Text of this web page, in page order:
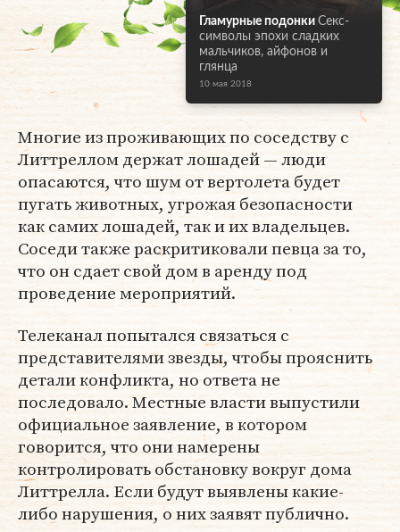
Гламурные подонки Секс-
символы эпохи сладких
мальчиков, айфонов и
глянца
10 мая 2018
Многие из проживающих по соседству с
Литтреллом держат лошадей — люди
опасаются, что шум от вертолета будет
пугать животных, угрожая безопасности
как самих лошадей, так и их владельцев.
Соседи также раскритиковали певца за то,
что он сдает свой дом в аренду под
проведение мероприятий.
Телеканал попытался связаться с
представителями звезды, чтобы прояснить
детали конфликта, но ответа не
последовало. Местные власти выпустили
официальное заявление, в котором
говорится, что они намерены
контролировать обстановку вокруг дома
Литтрелла. Если будут выявлены какие-
либо нарушения, о них заявят публично.